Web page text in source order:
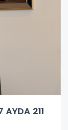
AYDA 211